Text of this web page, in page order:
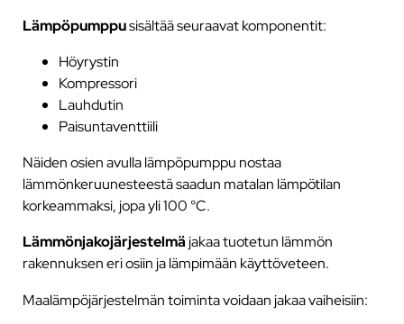
Lämpöpumppusisältää seuraavat komponentit:
Höyrystin
Kompressori
Lauhdutin
Paisuntaventtiili
Näiden osien avulla lämpöpumppu nostaa
lämmönkeruunesteestä saadun matalan lämpötilan
korkeammaksi, jopa yli 100 °C.
Lämmönjakojärjestelmäjakaa tuotetun lämmön
rakennuksen eri osiin ja lämpimään käyttöveteen.
Maalämpöjärjestelmän toiminta voidaan jakaa vaiheisiin: